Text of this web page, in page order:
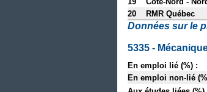
20 RMR Québec
Données sur le
5335 -
En emploi lié (%) :
En emploi non-lié